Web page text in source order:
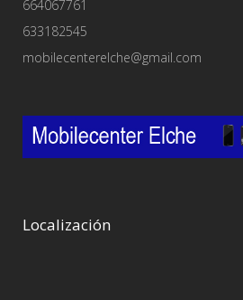
664067761
633182545
mobilecenterelche@gmail.com
Localización